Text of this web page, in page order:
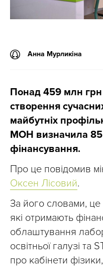
Анна Мурликіна
Понад 459 млн
створення
майбутніх
МОН визначила 85
фінансування.
Про це повідомив
Оксен Лісовий.
За його словами,
які отримають
облаштування
освітньої галузі та
про кабінети фізики,